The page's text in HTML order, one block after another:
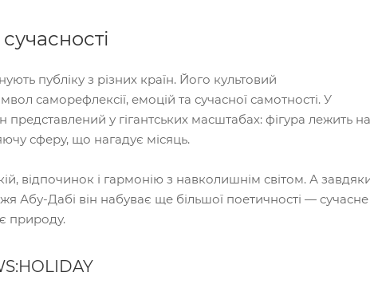
публіку з різних країн. Його культовий
саморефлексії, емоцій та сучасної самотності. У
представлений у гігантських масштабах: фігура лежить на
сферу, що нагадує місяць.
відпочинок і гармонію з навколишнім світом. А
Абу-Дабі він набуває ще більшої поетичності — сучасне
природу.